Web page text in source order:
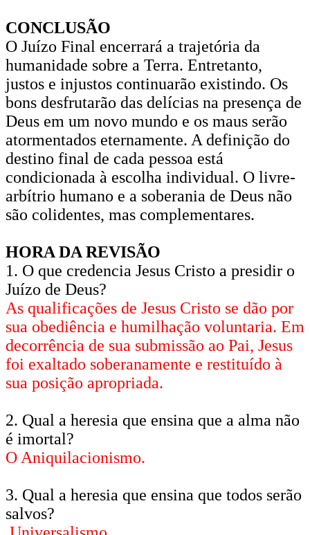
CONCLUSÃO
O Juízo Final encerrará a trajetória da
humanidade sobre a Terra. Entretanto,
justos e injustos continuarão existindo. Os
bons desfrutarão das delícias na presença de
Deus em um novo mundo e os maus serão
atormentados eternamente. A definição do
destino final de cada pessoa está
condicionada à escolha individual. O livre-
arbítrio humano e a soberania de Deus não
são colidentes, mas complementares.
HORA DA REVISÃO
1. O que credencia Jesus Cristo a presidir o
Juízo de Deus?
As qualificações de Jesus Cristo se dão por
sua obediência e humilhação voluntaria. Em
decorrência de sua submissão ao Pai, Jesus
foi exaltado soberanamente e restituído à
sua posição apropriada.
2. Qual a heresia que ensina que a alma não
é imortal?
O Aniquilacionismo.
3. Qual a heresia que ensina que todos serão
salvos?